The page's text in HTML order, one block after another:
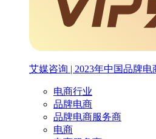
艾媒咨询 | 2023年中国品牌
电商行业
品牌电商
品牌电商服务商
电商